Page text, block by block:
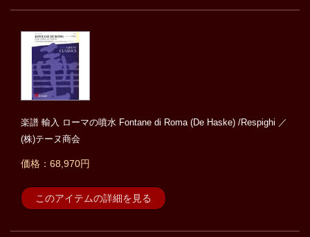
楽譜 輸入 ローマの噴水 Fontane di Roma (De Haske) /Respighi ／
(株)テーヌ商会
価格：68,970円
このアイテムの詳細を見る